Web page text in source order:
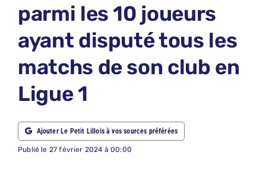
NOUS
parmi les 10 joueurs
ayant disputé tous les
matchs de son club en
Ligue 1
Ajouter Le Petit Lillois à vos sources préférées
Publié le 27 février 2024 à 00:00